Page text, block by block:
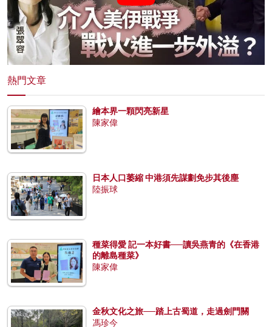
熱門文章
繪本界一顆閃亮新星
陳家偉
日本人口萎縮 中港須先謀劃免步其後塵
陸振球
種菜得愛 記一本好書──讀吳燕青的《在香港
的離島種菜》
陳家偉
金秋文化之旅──踏上古蜀道，走過劍門關
馮珍今